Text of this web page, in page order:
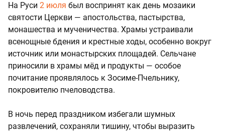
На Руси 2 июля был воспринят как день мозаики
святости Церкви — апостольства, пастырства,
монашества и мученичества. Храмы устраивали
всенощные бдения и крестные ходы, особенно вокруг
источник или монастырских площадей. Сельчане
приносили в храмы мёд и продукты — особое
почитание проявлялось к Зосиме-Пчельнику,
покровителю пчеловодства.
В ночь перед праздником избегали шумных
развлечений, сохраняли тишину, чтобы выразить